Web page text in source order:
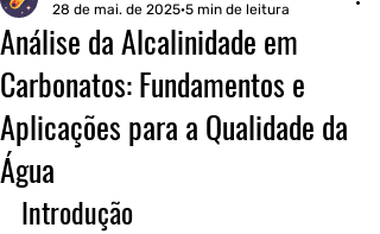
Análise da Alcalinidade em
Carbonatos: Fundamentos e
Aplicações para a Qualidade da
Água
28 de mai. de 2025 5 min de leitura
Introdução